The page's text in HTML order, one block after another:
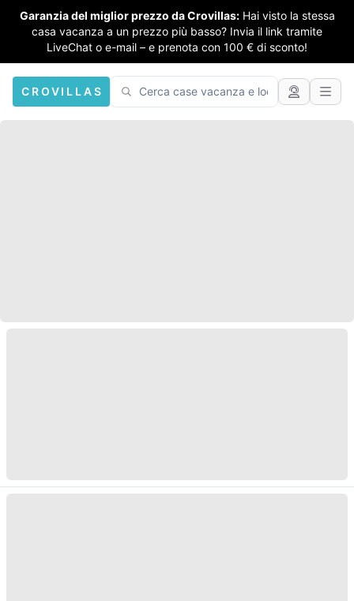
Garanzia del miglior prezzo da Crovillas: Hai visto la stessa
casa vacanza a un prezzo più basso? Invia il link tramite
LiveChat o e-mail – e prenota con 100 € di sconto!
CROVILLAS